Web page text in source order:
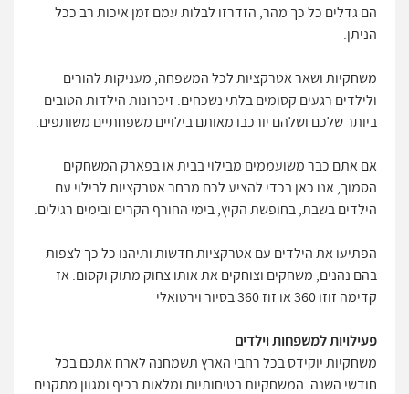
הם גדלים כל כך מהר, הזדרזו לבלות עמם זמן איכות רב ככל
הניתן.
משחקיות ושאר אטרקציות לכל המשפחה, מעניקות להורים
ולילדים רגעים קסומים בלתי נשכחים. זיכרונות הילדות הטובים
ביותר שלכם ושלהם יורכבו מאותם בילויים משפחתיים משותפים.
אם אתם כבר משועממים מבילוי בבית או בפארק המשחקים
הסמוך, אנו כאן בכדי להציע לכם מבחר אטרקציות לבילוי עם
הילדים בשבת, בחופשת הקיץ, בימי החורף הקרים ובימים רגילים.
הפתיעו את הילדים עם אטרקציות חדשות ותיהנו כל כך לצפות
בהם נהנים, משחקים וצוחקים את אותו צחוק מתוק וקסום. אז
קדימה זוזו 360 או זוז 360 בסיור וירטואלי
פעילויות למשפחות וילדים
משחקיות יוקידס בכל רחבי הארץ תשמחנה לארח אתכם בכל
חודשי השנה. המשחקיות בטיחותיות ומלאות בכיף ומגוון מתקנים